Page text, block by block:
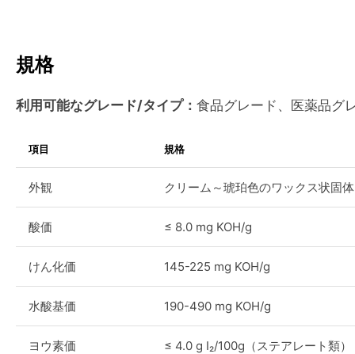
規格
利用可能なグレード/タイプ： 食品グレード、医薬品グ
項目 規格
外観 クリーム～琥珀色のワックス状固
酸価 ≤ 8.0 mg KOH/g
けん化価 145-225 mg KOH/g
水酸基価 190-490 mg KOH/g
ヨウ素価 ≤ 4.0 g I₂/100g（ステアレート類）